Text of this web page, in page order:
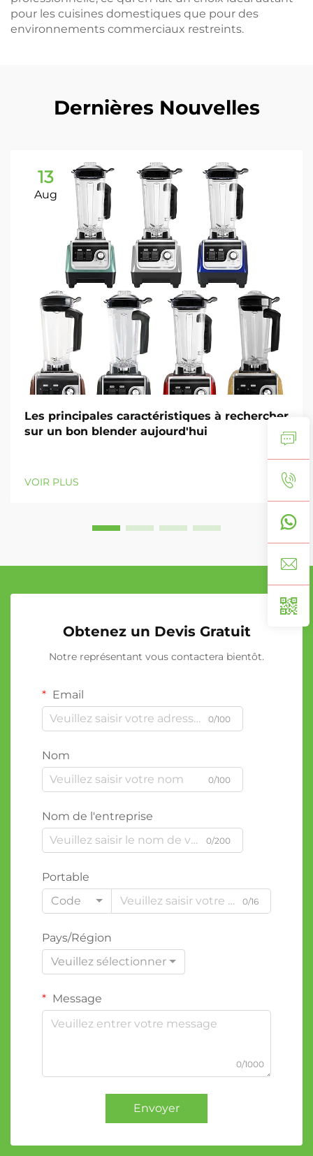
pour les cuisines domestiques que pour des
environnements commerciaux restreints.
Dernières Nouvelles
13
Aug
Les principales caractéristiques à rechercher
sur un bon blender aujourd'hui
VOIR PLUS
Obtenez un Devis Gratuit
Notre représentant vous contactera bientôt.
Email
0/100
Nom
0/100
Nom de l'entreprise
0/200
Portable
Code
0/16
Pays/Région
Veuillez sélectionner
Message
0/1000
Envoyer